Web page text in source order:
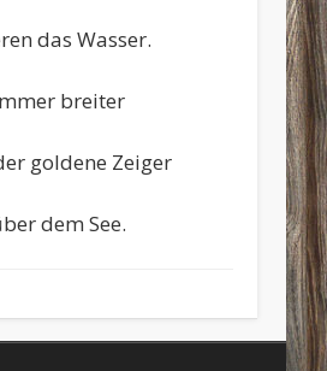
das Wasser.
breiter
goldene Zeiger
dem See.